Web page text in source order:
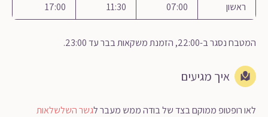
ראשון
07:00
11:30
17:00
המטבח נסגר ב-22:00, הזמנת משקאות בבר עד 23:00.
איך מגיעים
לאו רופטופ ממוקם בצד של בודה ממש מעבר לגשר השלשלאות